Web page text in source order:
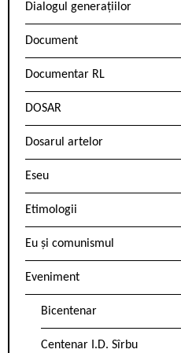
Dialogul generațiilor
Document
Documentar RL
DOSAR
Dosarul artelor
Eseu
Etimologii
Eu și comunismul
Eveniment
Bicentenar
Centenar I.D. Sîrbu